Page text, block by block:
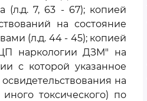
(л.д. 7, 63 - 67); копией
на состояние
(л.д. 44 - 45); копией
наркологии ДЗМ" на
с которой указанное
на
токсического) по